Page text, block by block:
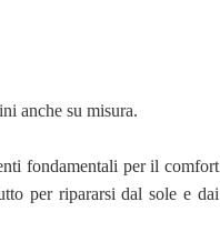
anche su misura.
fondamentali per il comfort
per ripararsi dal sole e dai